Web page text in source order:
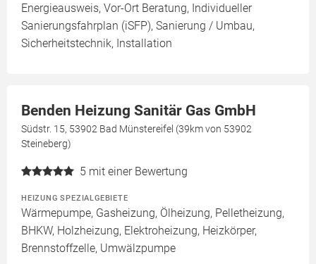
Energieausweis, Vor-Ort Beratung, Individueller
Sanierungsfahrplan (iSFP), Sanierung / Umbau,
Sicherheitstechnik, Installation
Benden Heizung Sanitär Gas GmbH
Südstr. 15, 53902 Bad Münstereifel (39km von 53902
Steineberg)
5 mit einer Bewertung
HEIZUNG SPEZIALGEBIETE
Wärmepumpe, Gasheizung, Ölheizung, Pelletheizung,
BHKW, Holzheizung, Elektroheizung, Heizkörper,
Brennstoffzelle, Umwälzpumpe